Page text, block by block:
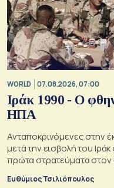
WORLD 07.08.2026, 07:00
Ιράκ 1990 - Ο
ΗΠΑ
Ανταποκρινόμενες στην
μετά την εισβολή του
πρώτα στρατεύματα
Ευθύμιος Τσιλιόπουλος